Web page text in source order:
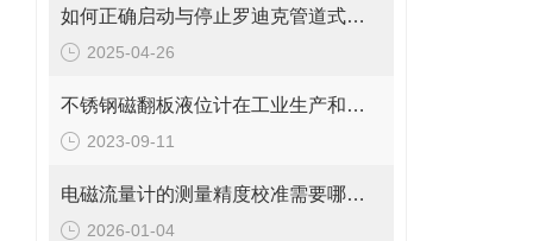
如何正确启动与停止罗迪克管道式流量计？操作要点要牢记
2025-04-26
不锈钢磁翻板液位计在工业生产和化工领域中的应用
2023-09-11
电磁流量计的测量精度校准需要哪些工具和设备?
2026-01-04